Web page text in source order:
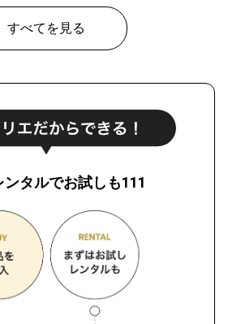
すべてを見る
ンタルでお試しも111